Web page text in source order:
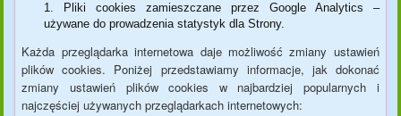
Pliki cookies zamieszczane przez Google Analytics –
używane do prowadzenia statystyk dla Strony.
Każda przeglądarka internetowa daje możliwość zmiany ustawień
plików cookies. Poniżej przedstawiamy informacje, jak dokonać
zmiany ustawień plików cookies w najbardziej popularnych i
najczęściej używanych przeglądarkach internetowych: